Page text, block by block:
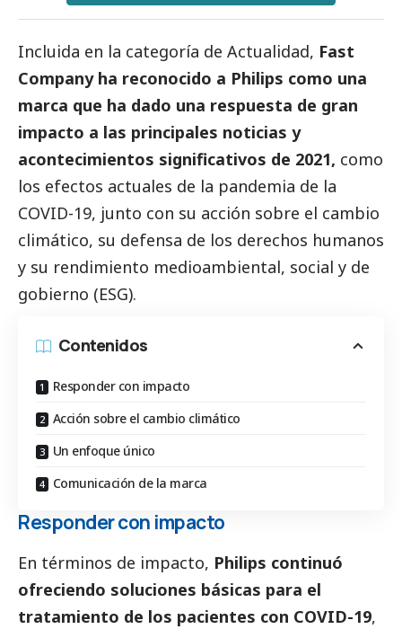
Incluida en la categoría de Actualidad, Fast
Company ha reconocido a Philips como una
marca que ha dado una respuesta de gran
impacto a las principales noticias y
acontecimientos significativos de 2021, como
los efectos actuales de la pandemia de la
COVID-19, junto con su acción sobre el cambio
climático, su defensa de los derechos humanos
y su rendimiento medioambiental, social y de
gobierno (ESG).
Contenidos
Responder con impacto
Acción sobre el cambio climático
Un enfoque único
Comunicación de la marca
Responder con impacto
En términos de impacto, Philips continuó
ofreciendo soluciones básicas para el
tratamiento de los pacientes con COVID-19,